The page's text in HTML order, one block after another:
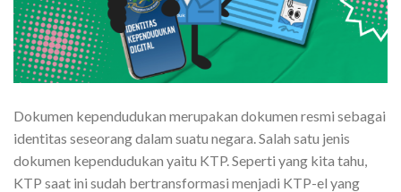
Dokumen kependudukan merupakan dokumen resmi sebagai
identitas seseorang dalam suatu negara. Salah satu jenis
dokumen kependudukan yaitu KTP. Seperti yang kita tahu,
KTP saat ini sudah bertransformasi menjadi KTP-el yang